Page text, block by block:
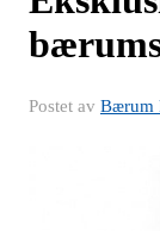
Postet av Bærum